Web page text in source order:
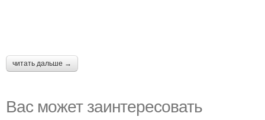
читать дальше →
Вас может заинтересовать